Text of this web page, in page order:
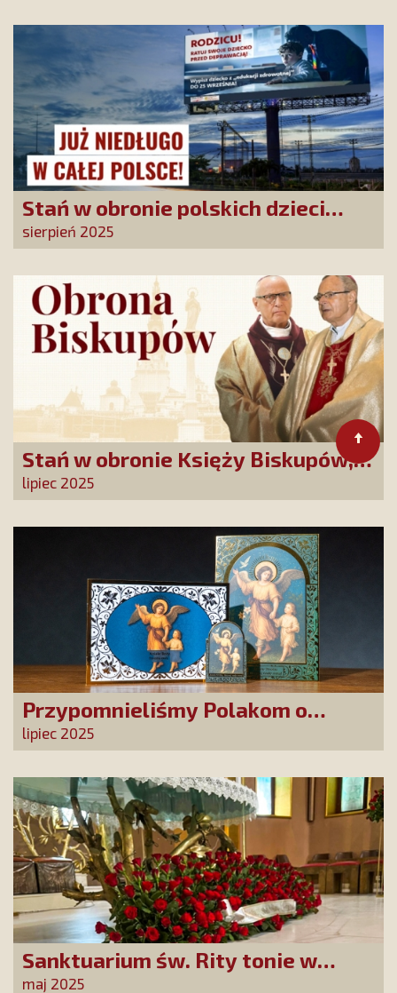
Stań w obronie polskich dzieci
przed DEPRAWACJĄ! Wielka akcja
billboardowa SKCh
sierpień 2025
Stań w obronie Księży Biskupów,
którzy mówią prawdę!
lipiec 2025
Przypomnieliśmy Polakom o
obecności Anioła Stróża!
lipiec 2025
Sanktuarium św. Rity tonie w
różach od polskich czcicieli!
maj 2025